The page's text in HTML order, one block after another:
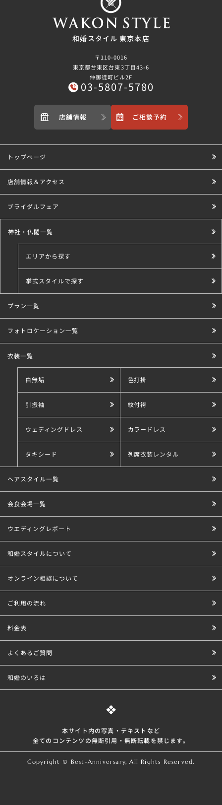
和婚スタイル 東京本店
〒110-0016
東京都台東区台東3丁目43-6
仲御徒町ビル2F
03-5807-5780
店舗情報 ご相談予約
トップページ
店舗情報＆アクセス
ブライダルフェア
神社・仏閣一覧
エリアから探す
挙式スタイルで探す
こだわり条件で探す
プラン一覧
フォトロケーション一覧
衣装一覧
白無垢 色打掛
引振袖 紋付袴
ウェディングドレス カラードレス
タキシード 列席衣装レンタル
ヘアスタイル一覧
会食会場一覧
ウエディングレポート
和婚スタイルについて
オンライン相談について
ご利用の流れ
料金表
よくあるご質問
和婚のいろは
本サイト内の写真・テキストなど
全てのコンテンツの無断引⽤・無断転載を禁じます。
Copyright © Best-Anniversary, All Rights Reserved.